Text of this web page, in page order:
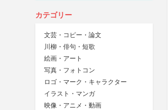
カテゴリー
文芸・コピー・論文
川柳・俳句・短歌
絵画・アート
写真・フォトコン
ロゴ・マーク・キャラクター
イラスト・マンガ
映像・アニメ・動画